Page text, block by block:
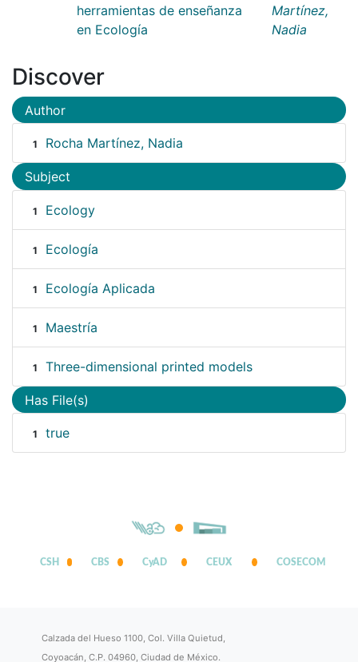
herramientas de enseñanza
en Ecología
Martínez,
Nadia
Discover
Author
1 Rocha Martínez, Nadia
Subject
1 Ecology
1 Ecología
1 Ecología Aplicada
1 Maestría
1 Three-dimensional printed models
Has File(s)
1 true
CSH CBS CyAD CEUX COSECOM
Calzada del Hueso 1100, Col. Villa Quietud,
Coyoacán, C.P. 04960, Ciudad de México.